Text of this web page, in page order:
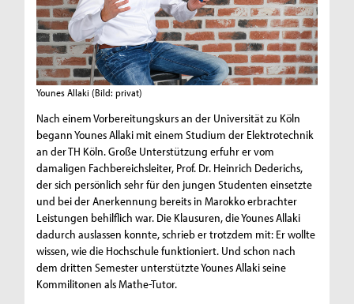
Younes Allaki (Bild: privat)
Nach einem Vorbereitungskurs an der Universität zu Köln
begann Younes Allaki mit einem Studium der Elektrotechnik
an der TH Köln. Große Unterstützung erfuhr er vom
damaligen Fachbereichsleiter, Prof. Dr. Heinrich Dederichs,
der sich persönlich sehr für den jungen Studenten einsetzte
und bei der Anerkennung bereits in Marokko erbrachter
Leistungen behilflich war. Die Klausuren, die Younes Allaki
dadurch auslassen konnte, schrieb er trotzdem mit: Er wollte
wissen, wie die Hochschule funktioniert. Und schon nach
dem dritten Semester unterstützte Younes Allaki seine
Kommilitonen als Mathe-Tutor.